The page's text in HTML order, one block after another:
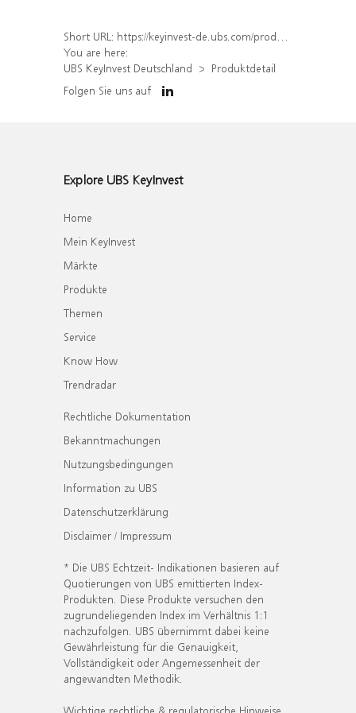
Short URL: https://keyinvest-de.ubs.com/produkt/detail/index/isin/DE000UL4BKB7
You are here:
UBS KeyInvest Deutschland
Produktdetail
Folgen Sie uns auf
Explore UBS KeyInvest
Home
Mein KeyInvest
Märkte
Produkte
Themen
Service
Know How
Trendradar
Rechtliche Dokumentation
Bekanntmachungen
Nutzungsbedingungen
Information zu UBS
Datenschutzerklärung
Disclaimer / Impressum
* Die UBS Echtzeit- Indikationen basieren auf
Quotierungen von UBS emittierten Index-
Produkten. Diese Produkte versuchen den
zugrundeliegenden Index im Verhältnis 1:1
nachzufolgen. UBS übernimmt dabei keine
Gewährleistung für die Genauigkeit,
Vollständigkeit oder Angemessenheit der
angewandten Methodik.